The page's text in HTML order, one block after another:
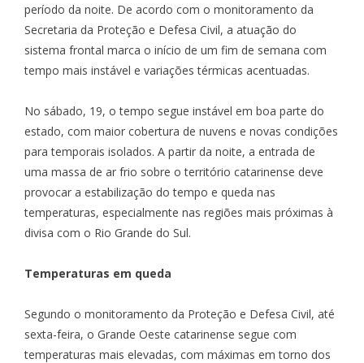
período da noite. De acordo com o monitoramento da
Secretaria da Proteção e Defesa Civil, a atuação do
sistema frontal marca o início de um fim de semana com
tempo mais instável e variações térmicas acentuadas.
No sábado, 19, o tempo segue instável em boa parte do
estado, com maior cobertura de nuvens e novas condições
para temporais isolados. A partir da noite, a entrada de
uma massa de ar frio sobre o território catarinense deve
provocar a estabilização do tempo e queda nas
temperaturas, especialmente nas regiões mais próximas à
divisa com o Rio Grande do Sul.
Temperaturas em queda
Segundo o monitoramento da Proteção e Defesa Civil, até
sexta-feira, o Grande Oeste catarinense segue com
temperaturas mais elevadas, com máximas em torno dos